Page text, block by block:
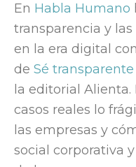
En Habla Humano
transparencia y
en la era digital
de Sé
la editorial
casos reales lo
las empresas y
social corporativa